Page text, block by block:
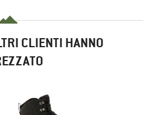
CLIENTI HANNO